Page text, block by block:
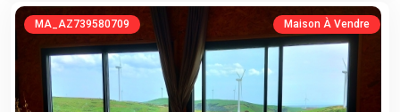
MA_AZ739580709 Maison À Vendre